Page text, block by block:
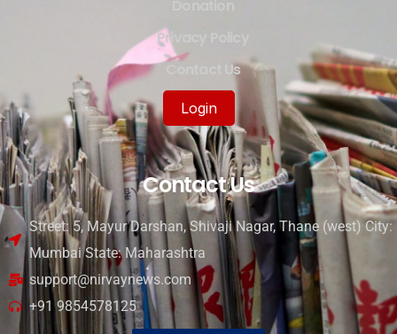
Privacy Policy
Contact Us
Login
Contact Us
Street: 5, Mayur Darshan, Shivaji Nagar, Thane (west) City:
Mumbai State: Maharashtra
support@nirvaynews.com
+91 9854578125